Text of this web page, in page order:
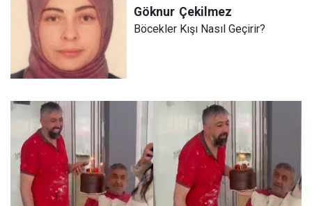
Göknur Çekilmez
Böcekler Kışı Nasıl Geçirir?